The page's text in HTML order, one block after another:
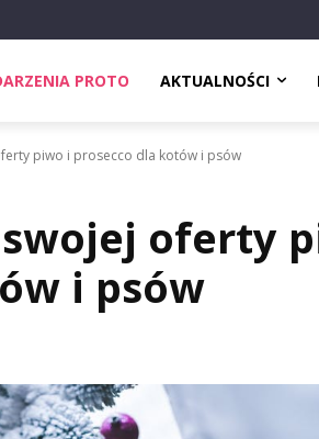
PROTO AKTUALNOŚCI
piwo i prosecco dla kotów i psów
oferty
i psów